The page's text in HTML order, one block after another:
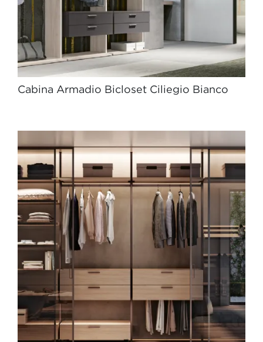
Cabina Armadio Bicloset Ciliegio Bianco